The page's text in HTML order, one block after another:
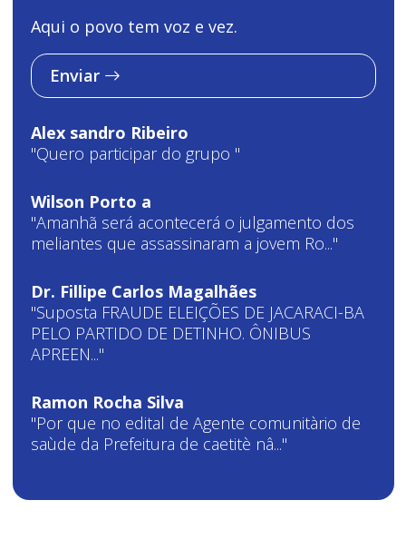
Aqui o povo tem voz e vez.
Enviar
Alex sandro Ribeiro
"Quero participar do grupo "
Wilson Porto a
"Amanhã será acontecerá o julgamento dos
meliantes que assassinaram a jovem Ro..."
Dr. Fillipe Carlos Magalhães
"Suposta FRAUDE ELEIÇÕES DE JACARACI-BA
PELO PARTIDO DE DETINHO. ÔNIBUS
APREEN..."
Ramon Rocha Silva
"Por que no edital de Agente comunitàrio de
saùde da Prefeitura de caetitè nâ..."